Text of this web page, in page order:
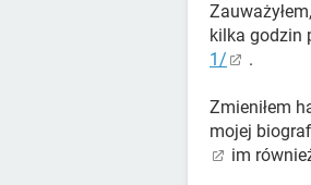
kilka godzin
1/
.
Zmieniłem
mojej
im